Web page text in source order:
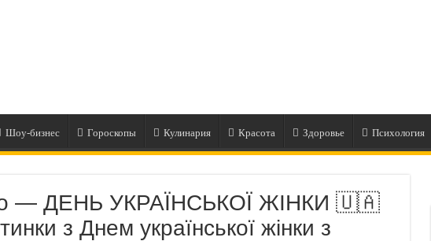
Шоу-бизнес Гороскопы Кулинария Красота Здоровье Психология
— ДЕНЬ УКРАЇНСЬКОЇ ЖІНКИ 🇺🇦
з Днем української жінки з